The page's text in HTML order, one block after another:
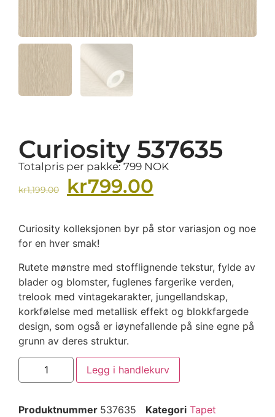
Curiosity 537635
Totalpris per pakke: 799 NOK
kr1,199.00 kr799.00
Curiosity kolleksjonen byr på stor variasjon og noe
for en hver smak!
Rutete mønstre med stofflignende tekstur, fylde av
blader og blomster, fuglenes fargerike verden,
trelook med vintagekarakter, jungellandskap,
korkfølelse med metallisk effekt og blokkfargede
design, som også er iøynefallende på sine egne på
grunn av deres struktur.
Legg i handlekurv
Produktnummer 537635 Kategori Tapet